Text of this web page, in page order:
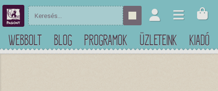
WEBBOLT BLOG PROGRAMOK ÜZLETEINK KIADÓ